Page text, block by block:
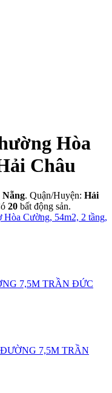
Hòa
Châu
. Quận/Huyện: Hải
20 bất động sản.
Cường, 54m2, 2 tầng,
7,5M TRẦN ĐỨC
7,5M TRẦN